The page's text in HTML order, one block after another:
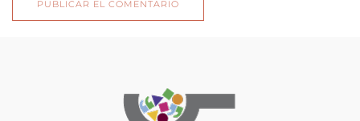
PUBLICAR EL COMENTARIO